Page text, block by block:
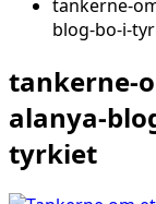
tankerne-
blog-bo-i-
tankerne-
alanya-
tyrkiet